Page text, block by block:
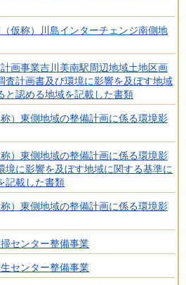
仮称）川島インターチェンジ南側地
画事業吉川美南駅周辺地域土地区画
査計画書及び環境に影響を及ぼす地域
と認める地域を記載した書類
）東側地域の整備計画に係る環境影
）東側地域の整備計画に係る環境影
境に影響を及ぼす地域に関する基準に
記載した書類
）東側地域の整備計画に係る環境影
センター整備事業
センター整備事業